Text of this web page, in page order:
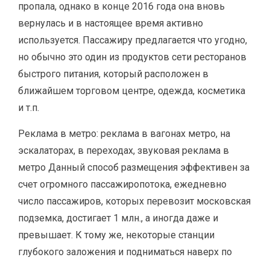
пропала, однако в конце 2016 года она вновь
вернулась и в настоящее время активно
используется. Пассажиру предлагается что угодно,
но обычно это один из продуктов сети ресторанов
быстрого питания, который расположен в
ближайшем торговом центре, одежда, косметика
и т.п.
Реклама в метро: реклама в вагонах метро, на
эскалаторах, в переходах, звуковая реклама в
метро Данный способ размещения эффективен за
счет огромного пассажиропотока, ежедневно
число пассажиров, которых перевозит московская
подземка, достигает 1 млн., а иногда даже и
превышает. К тому же, некоторые станции
глубокого заложения и подниматься наверх по